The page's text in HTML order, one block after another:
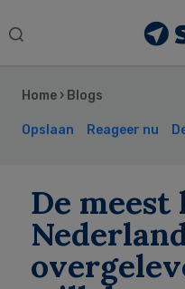
Search
Home › Blogs
Opslaan Reageer nu
De
Sidebar